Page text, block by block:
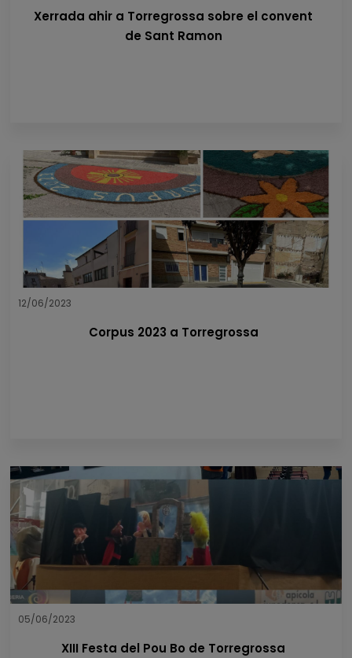
Xerrada ahir a Torregrossa sobre el convent
de Sant Ramon
12/06/2023
Corpus 2023 a Torregrossa
05/06/2023
XIII Festa del Pou Bo de Torregrossa